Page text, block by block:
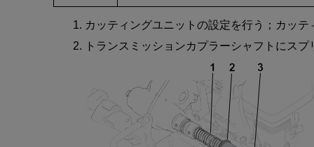
カッティングユニット の設定を行う ； カッテ
トランスミッションカプラーシャフト に スプ